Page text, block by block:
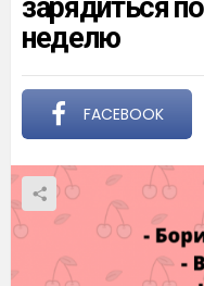
неделю
FACEBOOK